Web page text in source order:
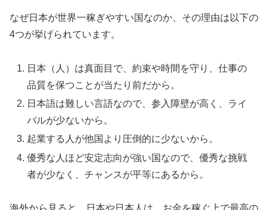
なぜ日本が世界一稼ぎやすい国なのか、その理由は以下の
4つが挙げられています。
日本（人）は真面目で、約束や時間を守り、仕事の
品質を保つことが当たり前だから。
日本語は難しい言語なので、参入障壁が高く、ライ
バルが少ないから。
起業する人が他国より圧倒的に少ないから。
優秀な人ほど安定志向が強い国なので、優秀な挑戦
者が少なく、チャンスが平等にあるから。